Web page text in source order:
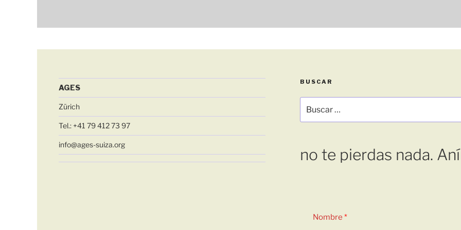
AGES
Zürich
Tel.: +41 79 412 73 97
info@ages-suiza.org
BUSCAR
por:
no te pierdas nada.
Nombre